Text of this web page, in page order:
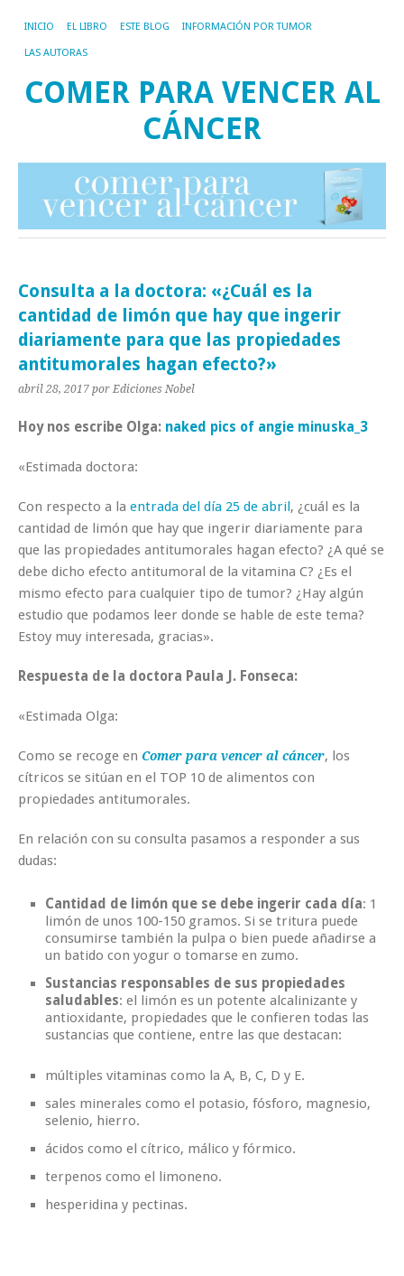
INICIO EL LIBRO ESTE BLOG INFORMACIÓN POR TUMOR
LAS AUTORAS
COMER PARA VENCER AL
CÁNCER
Consulta a la doctora: «¿Cuál es la
cantidad de limón que hay que ingerir
diariamente para que las propiedades
antitumorales hagan efecto?»
abril 28, 2017 por Ediciones Nobel
Hoy nos escribe Olga: naked pics of angie minuska_3
«Estimada doctora:
Con respecto a la entrada del día 25 de abril, ¿cuál es la
cantidad de limón que hay que ingerir diariamente para
que las propiedades antitumorales hagan efecto? ¿A qué se
debe dicho efecto antitumoral de la vitamina C? ¿Es el
mismo efecto para cualquier tipo de tumor? ¿Hay algún
estudio que podamos leer donde se hable de este tema?
Estoy muy interesada, gracias».
Respuesta de la doctora Paula J. Fonseca:
«Estimada Olga:
Como se recoge en Comer para vencer al cáncer, los
cítricos se sitúan en el TOP 10 de alimentos con
propiedades antitumorales.
En relación con su consulta pasamos a responder a sus
dudas:
Cantidad de limón que se debe ingerir cada día: 1
limón de unos 100-150 gramos. Si se tritura puede
consumirse también la pulpa o bien puede añadirse a
un batido con yogur o tomarse en zumo.
Sustancias responsables de sus propiedades
saludables: el limón es un potente alcalinizante y
antioxidante, propiedades que le confieren todas las
sustancias que contiene, entre las que destacan:
múltiples vitaminas como la A, B, C, D y E.
sales minerales como el potasio, fósforo, magnesio,
selenio, hierro.
ácidos como el cítrico, málico y fórmico.
terpenos como el limoneno.
hesperidina y pectinas.